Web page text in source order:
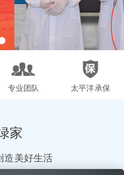
专业团队 太平洋承保
家
造美好生活